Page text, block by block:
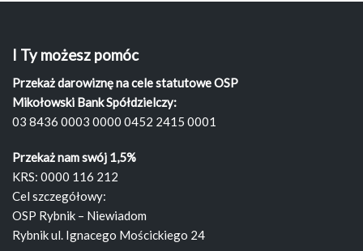
I Ty możesz pomóc
Przekaż darowiznę na cele statutowe OSP
Mikołowski Bank Spółdzielczy:
03 8436 0003 0000 0452 2415 0001
Przekaż nam swój 1,5%
KRS: 0000 116 212
Cel szczegółowy:
OSP Rybnik – Niewiadom
Rybnik ul. Ignacego Mościckiego 24